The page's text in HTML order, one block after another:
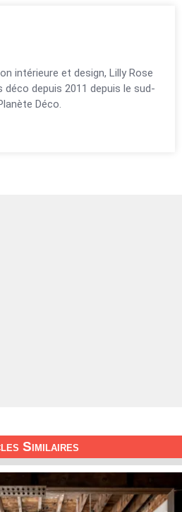
intérieure et design, Lilly Rose
depuis 2011 depuis le sud-
Déco.
Similaires